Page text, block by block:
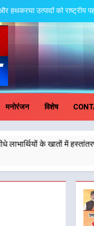
के सम्मान और सशक्तीकरण के
सीधे संवाद का धामी मॉडल, युवाओं
से सीधे लाभार्थियों के खातों
लोगों को
उत्पादों को राष्ट्रीय
सीधे संवाद का धामी मॉडल,
से सीधे लाभार्थियों के खातों
मनोरंजन विशेष
हस्तांतरण किया जा रहा है,